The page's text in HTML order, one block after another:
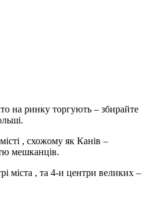
на ринку торгують – збирайте
, схожому як Канів –
мешканців.
міста , та 4-и центри великих –